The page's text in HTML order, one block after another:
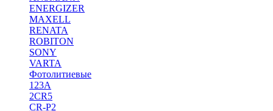
ENERGIZER
MAXELL
RENATA
ROBITON
SONY
VARTA
Фотолитиевые
123A
2CR5
CR-P2